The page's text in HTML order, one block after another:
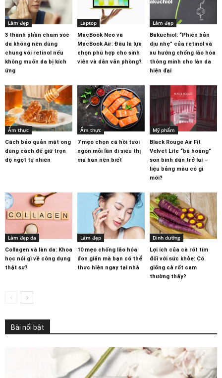
Làm đẹp
3 thành phần chăm sóc
da không nên dùng
chung với retinol nếu
không muốn da bị kích
ứng
Laptop
MacBook Neo và
MacBook Air: Đâu là lựa
chọn phù hợp cho sinh
viên và dân văn phòng?
Làm đẹp
Bakuchiol: “Phiên bản
dịu nhẹ” của retinol và
xu hướng chống lão hóa
thông minh cho làn da
hiện đại
Ẩm thực
Cách bảo quản mật ong
đúng cách để giữ trọn
độ ngọt tự nhiên
Ẩm thực
7 mẹo chọn cá hồi tươi
ngon mỗi lần đi siêu thị
mà bạn nên biết
Mỹ phẩm
Black Rouge Air Fit
Velvet Lite “bà hoàng”
son bình dân trở lại –
liệu bảng màu có gì
mới?
Làm đẹp da
Collagen và làn da: Khoa
học nói gì về công dụng
thật sự?
Làm đẹp
10 mẹo chống lão hóa
đơn giản mà bạn có thể
thực hiện ngay tại nhà
Dinh dưỡng
Lợi ích của cà rốt tím
đối với sức khỏe: Có
giống cà rốt cam
thường thấy?
Bài nổi bật